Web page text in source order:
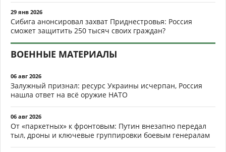
29 янв 2026
Сибига анонсировал захват Приднестровья: Россия
сможет защитить 250 тысяч своих граждан?
ВОЕННЫЕ МАТЕРИАЛЫ
06 авг 2026
Залужный признал: ресурс Украины исчерпан, Россия
нашла ответ на всё оружие НАТО
06 авг 2026
От «паркетных» к фронтовым: Путин внезапно передал
тыл, дроны и ключевые группировки боевым генералам